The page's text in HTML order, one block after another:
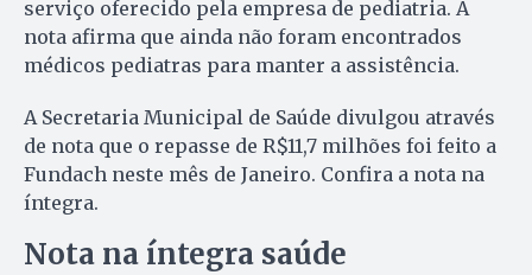
serviço oferecido pela empresa de pediatria. A
nota afirma que ainda não foram encontrados
médicos pediatras para manter a assistência.
A Secretaria Municipal de Saúde divulgou através
de nota que o repasse de R$11,7 milhões foi feito a
Fundach neste mês de Janeiro. Confira a nota na
íntegra.
Nota na íntegra saúde